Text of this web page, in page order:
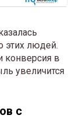
этих людей.
конверсия в
увеличится
с